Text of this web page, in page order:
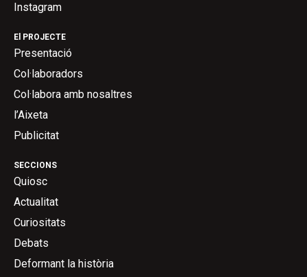
SECCIONS
Quiosc
Actualitat
Curiositats
Debats
Deformant la història
El PROJECTE
Presentació
Col·laboradors
Col·labora amb nosaltres
l’Aixeta
Publicitat
Instagram